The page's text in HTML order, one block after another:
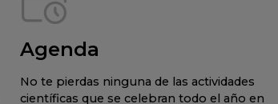
Agenda
No te pierdas ninguna de las actividades
científicas que se celebran todo el año en